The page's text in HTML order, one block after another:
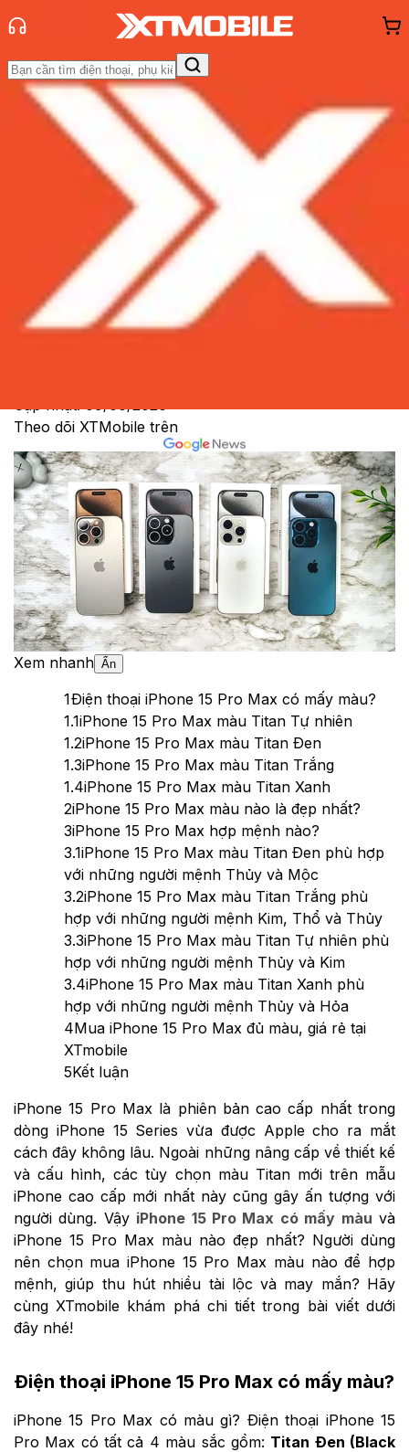
Trang chủ
Tin tức
Tư vấn
Đánh Giá - Trên TaySo Sánh Tư vấnKhuyến
Hỏi đáp App - Game Thông báo
hàng - Sự kiện
iPhone 15 Pro Max có mấy màu?
Màu nào hợp mệnh với bạn nhất?
Cập nhật:09/06/2026
Theo dõi XTMobile trên
Xem nhanh Ẩn
1Điện thoại iPhone 15 Pro Max có mấy màu?
1.1iPhone 15 Pro Max màu Titan Tự nhiên
1.2iPhone 15 Pro Max màu Titan Đen
1.3iPhone 15 Pro Max màu Titan Trắng
1.4iPhone 15 Pro Max màu Titan Xanh
2iPhone 15 Pro Max màu nào là đẹp nhất?
3iPhone 15 Pro Max hợp mệnh nào?
3.1iPhone 15 Pro Max màu Titan Đen phù hợp
với những người mệnh Thủy và Mộc
3.2iPhone 15 Pro Max màu Titan Trắng phù
hợp với những người mệnh Kim, Thổ và Thủy
3.3iPhone 15 Pro Max màu Titan Tự nhiên phù
hợp với những người mệnh Thủy và Kim
3.4iPhone 15 Pro Max màu Titan Xanh phù
hợp với những người mệnh Thủy và Hỏa
4Mua iPhone 15 Pro Max đủ màu, giá rẻ tại
XTmobile
5Kết luận
iPhone 15 Pro Max là phiên bản cao cấp nhất trong
dòng iPhone 15 Series vừa được Apple cho ra mắt
cách đây không lâu. Ngoài những nâng cấp về thiết kế
và cấu hình, các tùy chọn màu Titan mới trên mẫu
iPhone cao cấp mới nhất này cũng gây ấn tượng với
người dùng. Vậy iPhone 15 Pro Max có mấy màu và
iPhone 15 Pro Max màu nào đẹp nhất? Người dùng
nên chọn mua iPhone 15 Pro Max màu nào để hợp
mệnh, giúp thu hút nhiều tài lộc và may mắn? Hãy
cùng XTmobile khám phá chi tiết trong bài viết dưới
đây nhé!
Điện thoại iPhone 15 Pro Max có mấy màu?
iPhone 15 Pro Max có màu gì? Điện thoại iPhone 15
Pro Max có tất cả 4 màu sắc gồm: Titan Đen (Black